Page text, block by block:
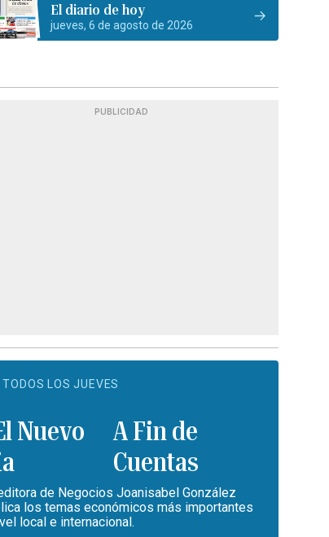
El diario de hoy
jueves, 6 de agosto de 2026
PUBLICIDAD
TODOS LOS JUEVES
A Fin de
Cuentas
de Negocios Joanisabel González
los temas económicos más importantes
local e internacional.